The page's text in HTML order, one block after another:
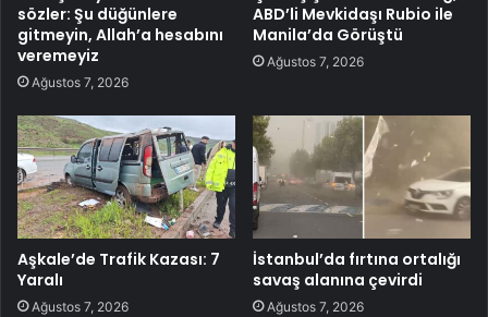
sözler: Şu düğünlere
gitmeyin, Allah’a hesabını
veremeyiz
Ağustos 7, 2026
ABD’li Mevkidaşı Rubio ile
Manila’da Görüştü
Ağustos 7, 2026
Aşkale’de Trafik Kazası: 7
Yaralı
Ağustos 7, 2026
İstanbul’da fırtına ortalığı
savaş alanına çevirdi
Ağustos 7, 2026